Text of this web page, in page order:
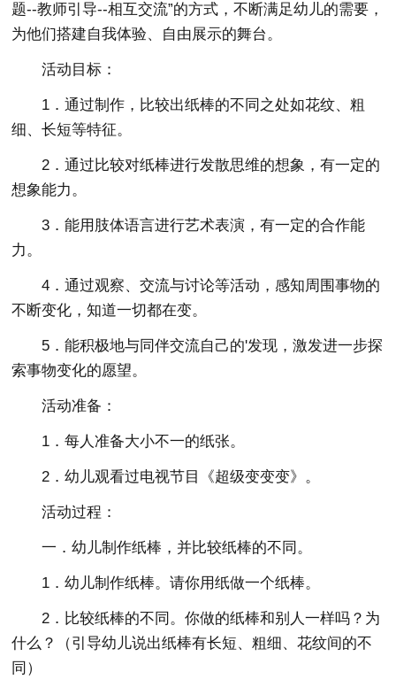
题--教师引导--相互交流”的方式，不断满足幼儿的需要，
为他们搭建自我体验、自由展示的舞台。
活动目标：
1．通过制作，比较出纸棒的不同之处如花纹、粗
细、长短等特征。
2．通过比较对纸棒进行发散思维的想象，有一定的
想象能力。
3．能用肢体语言进行艺术表演，有一定的合作能
力。
4．通过观察、交流与讨论等活动，感知周围事物的
不断变化，知道一切都在变。
5．能积极地与同伴交流自己的'发现，激发进一步探
索事物变化的愿望。
活动准备：
1．每人准备大小不一的纸张。
2．幼儿观看过电视节目《超级变变变》。
活动过程：
一．幼儿制作纸棒，并比较纸棒的不同。
1．幼儿制作纸棒。请你用纸做一个纸棒。
2．比较纸棒的不同。你做的纸棒和别人一样吗？为
什么？（引导幼儿说出纸棒有长短、粗细、花纹间的不
同）